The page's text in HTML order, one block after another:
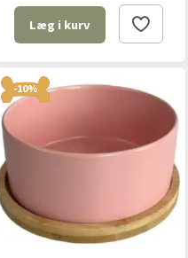
Læg i kurv
-10%